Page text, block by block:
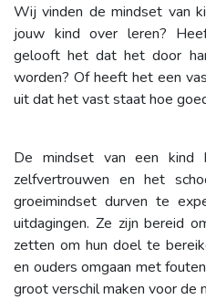
Wij vinden de mindset van
jouw kind over leren?
gelooft het dat het door
worden? Of heeft het een
uit dat het vast staat hoe
De mindset van een
zelfvertrouwen en het
groeimindset durven te
uitdagingen. Ze zijn bereid
zetten om hun doel te
en ouders omgaan met
groot verschil maken voor de